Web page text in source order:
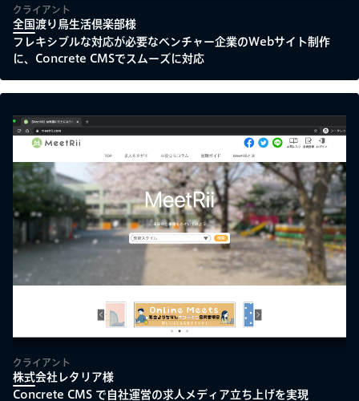
クライアント
全国渡り鳥生活倶楽部様
フレキシブルな対応が必要なベンチャー企業のWebサイト制作
に、Concrete CMSでスムーズに対応
クライアント
株式会社レタリア様
Concrete CMS で自社運営の求人メディア立ち上げを実現